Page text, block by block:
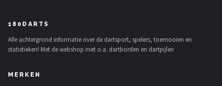
180DARTS
Alle achtergrond informatie over de dartsport, spelers, toernooien en
statistieken! Met de webshop met o.a. dartborden en dartpijlen
MERKEN